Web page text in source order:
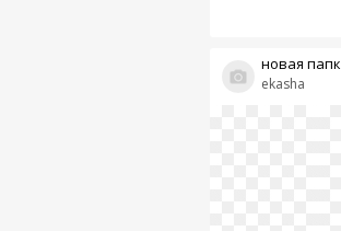
ekasha
новая